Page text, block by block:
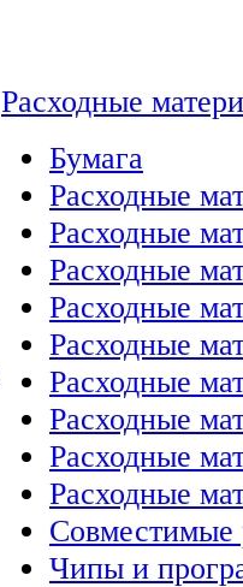
Расходные
Бумага
Расходные
Расходные
Расходные
Расходные
Расходные
Расходные
Расходные
Расходные
Расходные
Совместимые
Чипы и